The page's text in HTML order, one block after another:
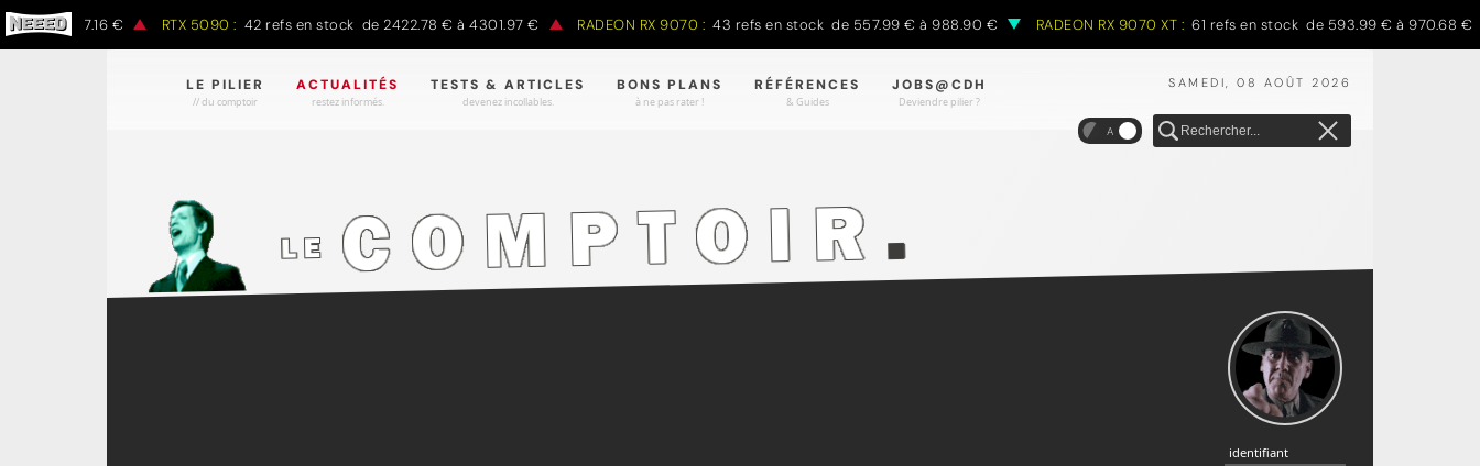
à 1497.16 € RTX 5090 : 42 refs en stock de 2422.78 € à 4301.97 € RADEON RX 9070 : 43 refs en stock de 557.99 € à 988.90 € RADEON RX 9070 XT : 61 refs en stock de 593.99 € à 970.68 €
SAMEDI, 08 AOÛT 2026
LE PILIER
// du comptoir
ACTUALITÉS
restez informés.
TESTS & ARTICLES
devenez incollables.
BONS PLANS
à ne pas rater !
RÉFÉRENCES
& Guides
JOBS@CDH
Deviendre pilier ?
A
identifiant
identifiant